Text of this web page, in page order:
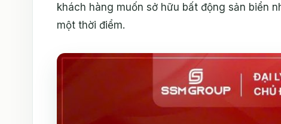
khách hàng muốn sở hữu bất động sản biển
một thời điểm.